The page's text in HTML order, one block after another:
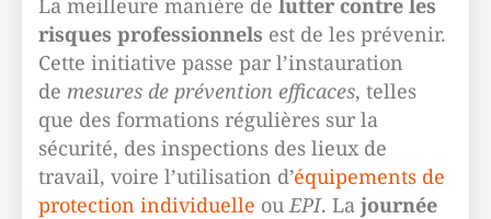
La meilleure manière de lutter contre les
risques professionnels est de les prévenir.
Cette initiative passe par l’instauration
de mesures de prévention efficaces, telles
que des formations régulières sur la
sécurité, des inspections des lieux de
travail, voire l’utilisation d’équipements de
protection individuelle ouEPI. La journée